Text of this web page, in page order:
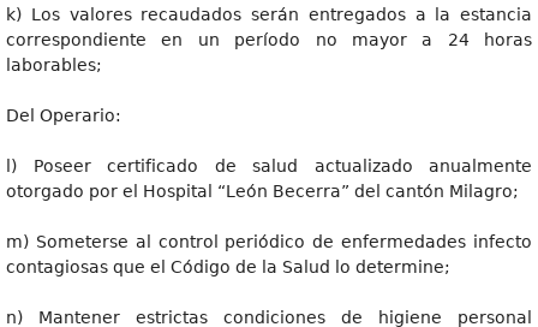
k) Los valores recaudados serán entregados a la estancia
correspondiente en un período no mayor a 24 horas
laborables;
Del Operario:
l) Poseer certificado de salud actualizado anualmente
otorgado por el Hospital “León Becerra” del cantón Milagro;
m) Someterse al control periódico de enfermedades infecto
contagiosas que el Código de la Salud lo determine;
n) Mantener estrictas condiciones de higiene personal